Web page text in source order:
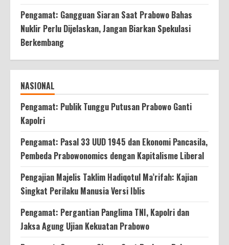
Pengamat: Gangguan Siaran Saat Prabowo Bahas
Nuklir Perlu Dijelaskan, Jangan Biarkan Spekulasi
Berkembang
NASIONAL
Pengamat: Publik Tunggu Putusan Prabowo Ganti
Kapolri
Pengamat: Pasal 33 UUD 1945 dan Ekonomi Pancasila,
Pembeda Prabowonomics dengan Kapitalisme Liberal
Pengajian Majelis Taklim Hadiqotul Ma’rifah: Kajian
Singkat Perilaku Manusia Versi Iblis
Pengamat: Pergantian Panglima TNI, Kapolri dan
Jaksa Agung Ujian Kekuatan Prabowo